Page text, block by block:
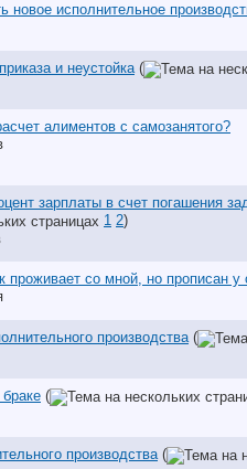
новое исполнительное
и неустойка (
алиментов с самозанятого?
зарплаты в счет погашения
1 2)
проживает со мной, но прописан у
производства (
(
производства (